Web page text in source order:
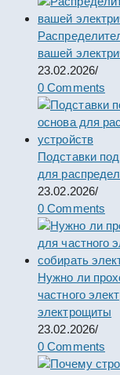
вашей
23.02.2026/
0 Comments
Подставки
для
23.02.2026/
0 Comments
Нужно ли
частного
электрощиты
23.02.2026/
0 Comments